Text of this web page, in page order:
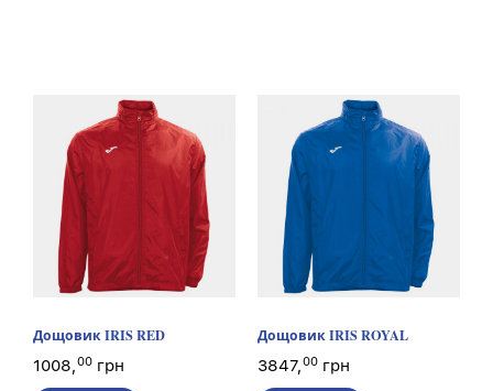
Дощовик IRIS RED
1008,00 грн
Дощовик IRIS ROYAL
3847,00 грн